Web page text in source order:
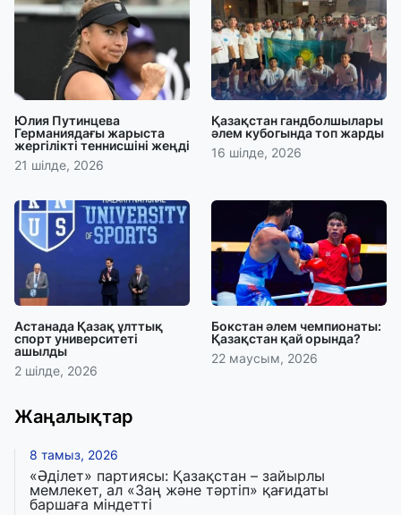
Юлия Путинцева
Германиядағы жарыста
жергілікті теннисшіні жеңді
21 шілде, 2026
Қазақстан гандболшылары
әлем кубогында топ жарды
16 шілде, 2026
Астанада Қазақ ұлттық
спорт университеті
ашылды
2 шілде, 2026
Бокстан әлем чемпионаты:
Қазақстан қай орында?
22 маусым, 2026
Жаңалықтар
8 тамыз, 2026
«Әділет» партиясы: Қазақстан – зайырлы
мемлекет, ал «Заң және тәртіп» қағидаты
баршаға міндетті